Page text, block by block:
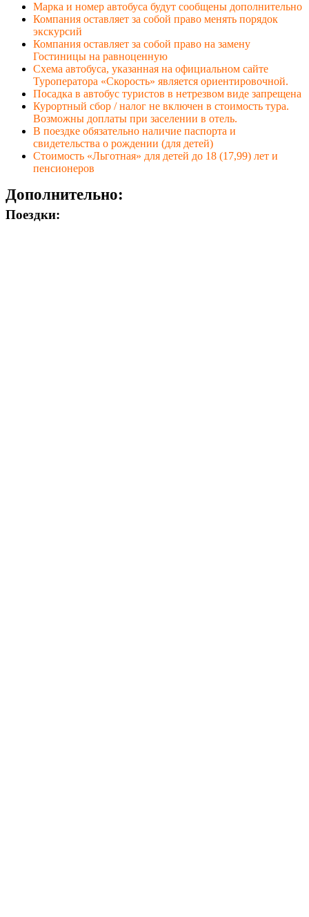
Марка и номер автобуса будут сообщены дополнительно
Компания оставляет за собой право менять порядок
экскурсий
Компания оставляет за собой право на замену
Гостиницы на равноценную
Схема автобуса, указанная на официальном сайте
Туроператора «Скорость» является ориентировочной.
Посадка в автобус туристов в нетрезвом виде запрещена
Курортный сбор / налог не включен в стоимость тура.
Возможны доплаты при заселении в отель.
В поездке обязательно наличие паспорта и
свидетельства о рождении (для детей)
Стоимость «Льготная» для детей до 18 (17,99) лет и
пенсионеров
Дополнительно:
Поездки: